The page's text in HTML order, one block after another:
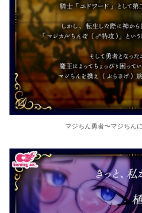
マジちん勇者〜マジちん